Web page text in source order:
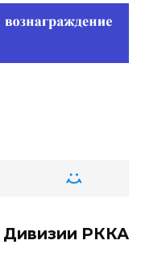
Дивизии РККА